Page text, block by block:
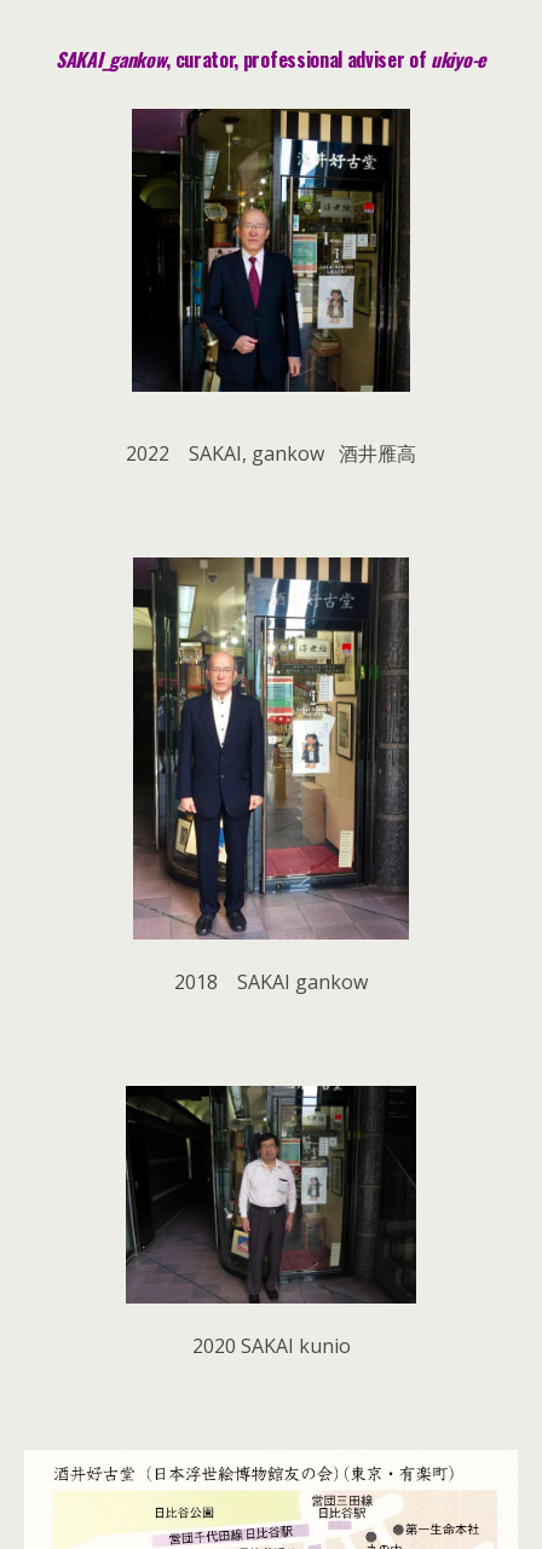
SAKAI_gankow, curator, professional adviser of ukiyo-e
2022 SAKAI, gankow 酒井雁高
2018 SAKAI gankow
2020 SAKAI kunio